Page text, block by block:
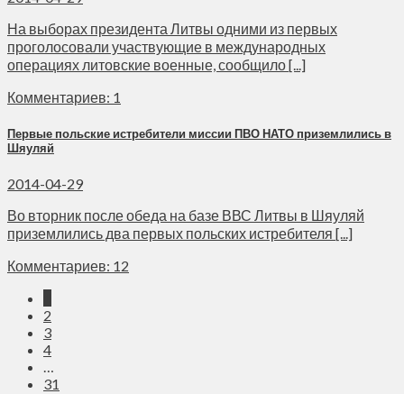
На выборах президента Литвы одними из первых
проголосовали участвующие в международных
операциях литовские военные, сообщило [...]
Комментариев: 1
Первые польские истребители миссии ПВО НАТО приземлились в
Шяуляй
2014-04-29
Во вторник после обеда на базе ВВС Литвы в Шяуляй
приземлились два первых польских истребителя [...]
Комментариев: 12
2
3
4
…
31